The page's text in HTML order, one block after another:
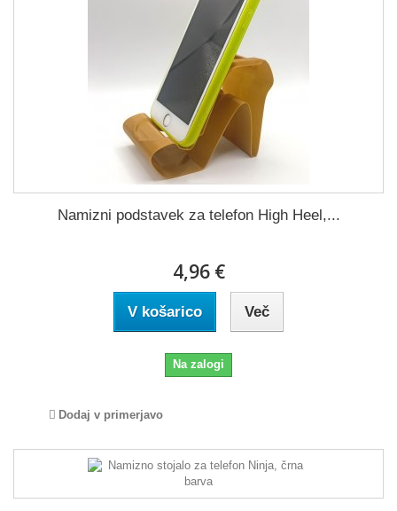
Namizni podstavek za telefon High Heel,...
4,96 €
V košarico Več
Na zalogi
Dodaj v primerjavo